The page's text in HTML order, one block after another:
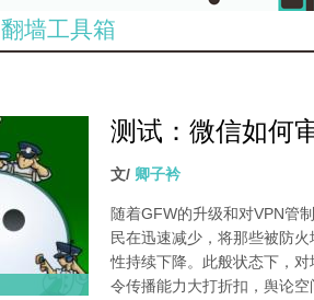
翻墙工具箱
测试：微信如何
文/ 卿子衿
随着GFW的升级和对VPN管
民在迅速减少，将那些被防
性持续下降。此般状态下，
令传播能力大打折扣，舆论